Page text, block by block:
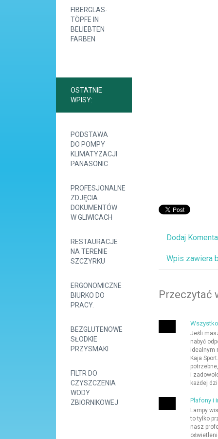
FIBERGLAS-
TÖPFE IN
BELIEBTEN
FARBEN
OSTATNIE
WPISY:
PODSTAWA
DO POMPY
KLIMATYZACJI
PANASONIC
PROFESJONALNE
ZDJĘCIA
DOKUMENTÓW
W GLIWICACH
RESTAURACJE
NA TERENIE
SZCZYRKU
ERGONOMICZNE
BIURKO DO
PRACY.
BEZGLUTENOWE
SŁODKIE
PRZYSMAKI
FILTR DO
CZYSZCZENIA
WODY
ZBIORNIKOWEJ
Dodaj
Wpis zawiera
Przeczytać
Jeśli
nabyć
idealnym
Kaja
i
każdej
Plafony i
Lampy
to tylko
nasz